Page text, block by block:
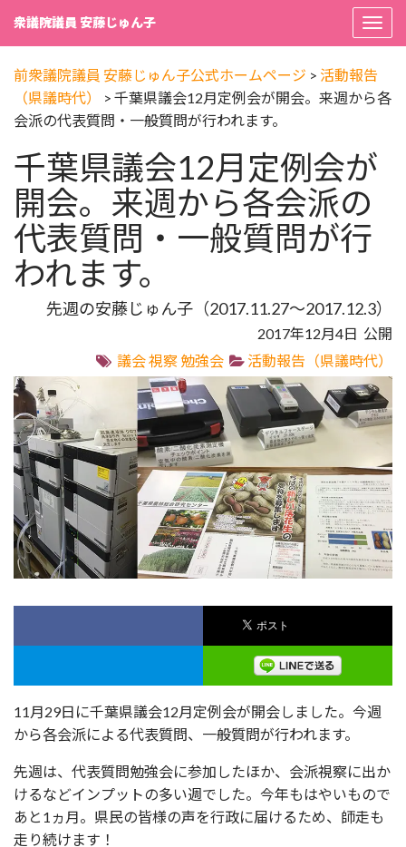
衆議院議員 安藤じゅん子
前衆議院議員 安藤じゅん子公式ホームページ > 活動報告
（県議時代）
> 千葉県議会12月定例会が開会。来週から各
会派の代表質問・一般質問が行われます。
千葉県議会12月定例会が
開会。来週から各会派の
代表質問・一般質問が行
われます。
先週の安藤じゅん子（2017.11.27～2017.12.3）
2017年12月4日 公開
議会視察 勉強会 活動報告（県議時代）
11月29日に千葉県議会12月定例会が開会しました。今週
から各会派による代表質問、一般質問が行われます。
先週は、代表質問勉強会に参加したほか、会派視察に出か
けるなどインプットの多い週でした。今年もはやいもので
あと1ヵ月。県民の皆様の声を行政に届けるため、師走も
走り続けます！